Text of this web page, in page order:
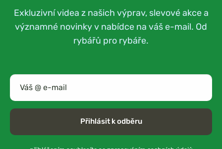
Exkluzivní videa z našich výprav, slevové akce a
významné novinky v nabídce na váš e-mail. Od
rybářů pro rybáře.
Přihlásit k odběru